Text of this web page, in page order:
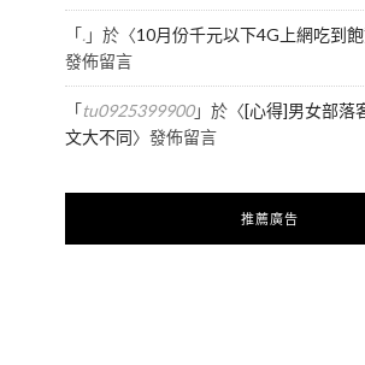
「.」於〈10月份千元以下4G上網吃到
發佈留言
「tu0925399900」於〈[心得]男女部落
文大不同〉發佈留言
推薦廣告